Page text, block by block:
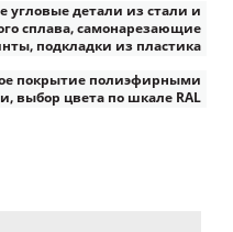
детали из стали и
сплава, самонарезающие
подкладки из пластика
покрытие полиэфирными
выбор цвета по шкале RAL